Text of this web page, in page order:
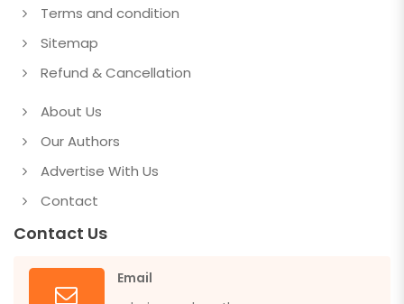
Terms and condition
Sitemap
Refund & Cancellation
About Us
Our Authors
Advertise With Us
Contact
Contact Us
Email